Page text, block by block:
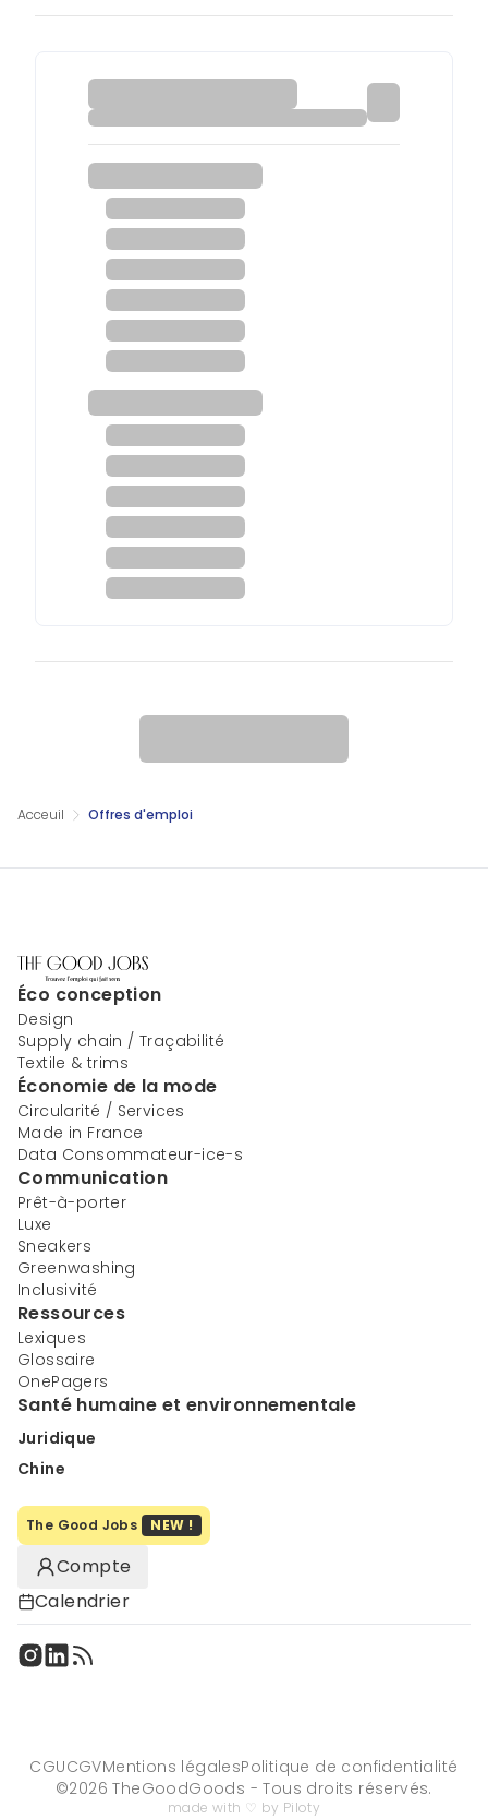
Acceuil Offres d'emploi
Éco conception
Design
Supply chain / Traçabilité
Textile & trims
Économie de la mode
Circularité / Services
Made in France
Data Consommateur-ice-s
Communication
Prêt-à-porter
Luxe
Sneakers
Greenwashing
Inclusivité
Ressources
Lexiques
Glossaire
OnePagers
Santé humaine et environnementale
Juridique
Chine
The Good Jobs NEW !
Compte
Calendrier
CGUCGVMentions légalesPolitique de confidentialité
©2026 TheGoodGoods - Tous droits réservés.
made with ♡ by Piloty